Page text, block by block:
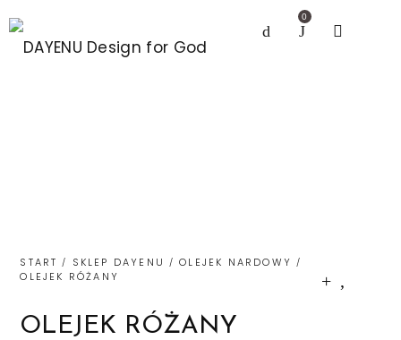
0
START / SKLEP DAYENU / OLEJEK NARDOWY /
OLEJEK RÓŻANY
OLEJEK RÓŻANY